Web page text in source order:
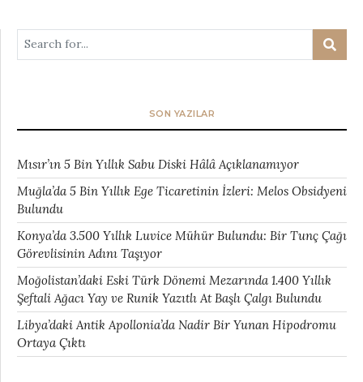
SON YAZILAR
Mısır’ın 5 Bin Yıllık Sabu Diski Hâlâ Açıklanamıyor
Muğla’da 5 Bin Yıllık Ege Ticaretinin İzleri: Melos Obsidyeni
Bulundu
Konya’da 3.500 Yıllık Luvice Mühür Bulundu: Bir Tunç Çağı
Görevlisinin Adını Taşıyor
Moğolistan’daki Eski Türk Dönemi Mezarında 1.400 Yıllık
Şeftali Ağacı Yay ve Runik Yazıtlı At Başlı Çalgı Bulundu
Libya’daki Antik Apollonia’da Nadir Bir Yunan Hipodromu
Ortaya Çıktı